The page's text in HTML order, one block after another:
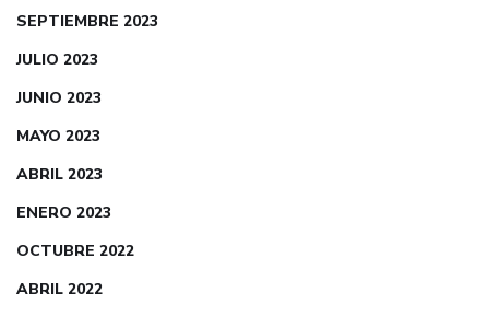
SEPTIEMBRE 2023
JULIO 2023
JUNIO 2023
MAYO 2023
ABRIL 2023
ENERO 2023
OCTUBRE 2022
ABRIL 2022